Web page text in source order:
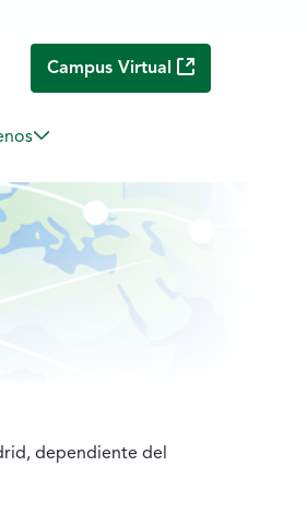
Campus Virtual
dependiente del